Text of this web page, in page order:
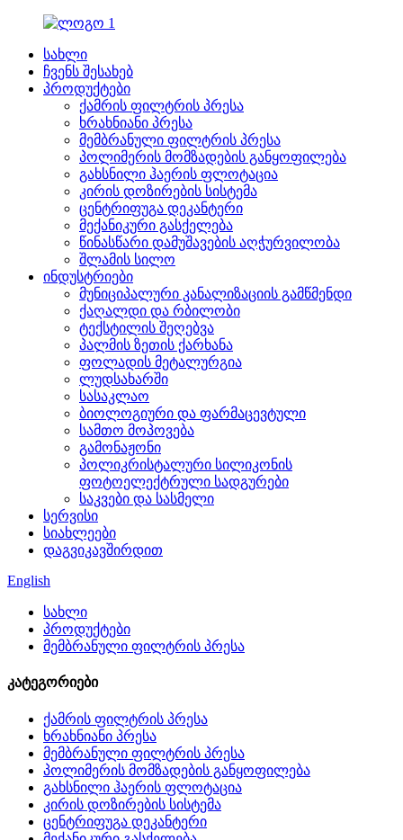
სახლი
ჩვენს შესახებ
პროდუქტები
ქამრის ფილტრის პრესა
ხრახნიანი პრესა
მემბრანული ფილტრის პრესა
პოლიმერის მომზადების განყოფილება
გახსნილი ჰაერის ფლოტაცია
კირის დოზირების სისტემა
ცენტრიფუგა დეკანტერი
მექანიკური გასქელება
წინასწარი დამუშავების აღჭურვილობა
შლამის სილო
ინდუსტრიები
მუნიციპალური კანალიზაციის გამწმენდი
ქაღალდი და რბილობი
ტექსტილის შეღებვა
პალმის ზეთის ქარხანა
ფოლადის მეტალურგია
ლუდსახარში
სასაკლაო
ბიოლოგიური და ფარმაცევტული
სამთო მოპოვება
გამონაჟონი
პოლიკრისტალური სილიკონის
ფოტოელექტრული სადგურები
საკვები და სასმელი
სერვისი
სიახლეები
დაგვიკავშირდით
English
სახლი
პროდუქტები
მემბრანული ფილტრის პრესა
კატეგორიები
ქამრის ფილტრის პრესა
ხრახნიანი პრესა
მემბრანული ფილტრის პრესა
პოლიმერის მომზადების განყოფილება
გახსნილი ჰაერის ფლოტაცია
კირის დოზირების სისტემა
ცენტრიფუგა დეკანტერი